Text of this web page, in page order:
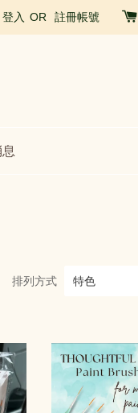
登入 OR 註冊帳號
排列方式